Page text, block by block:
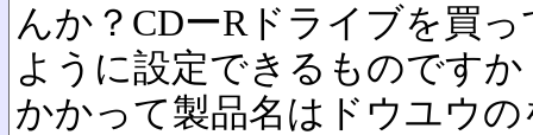
んか？CDーRドライブを買
ように設定できるものです
かかって製品名はドウユウ